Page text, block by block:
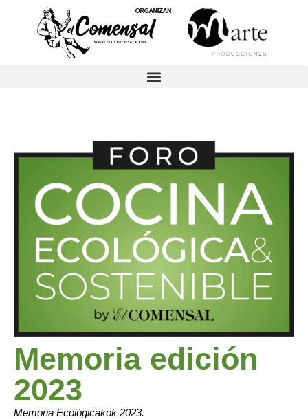
Memoria edición
2023
Memoria Ecológicakok 2023.